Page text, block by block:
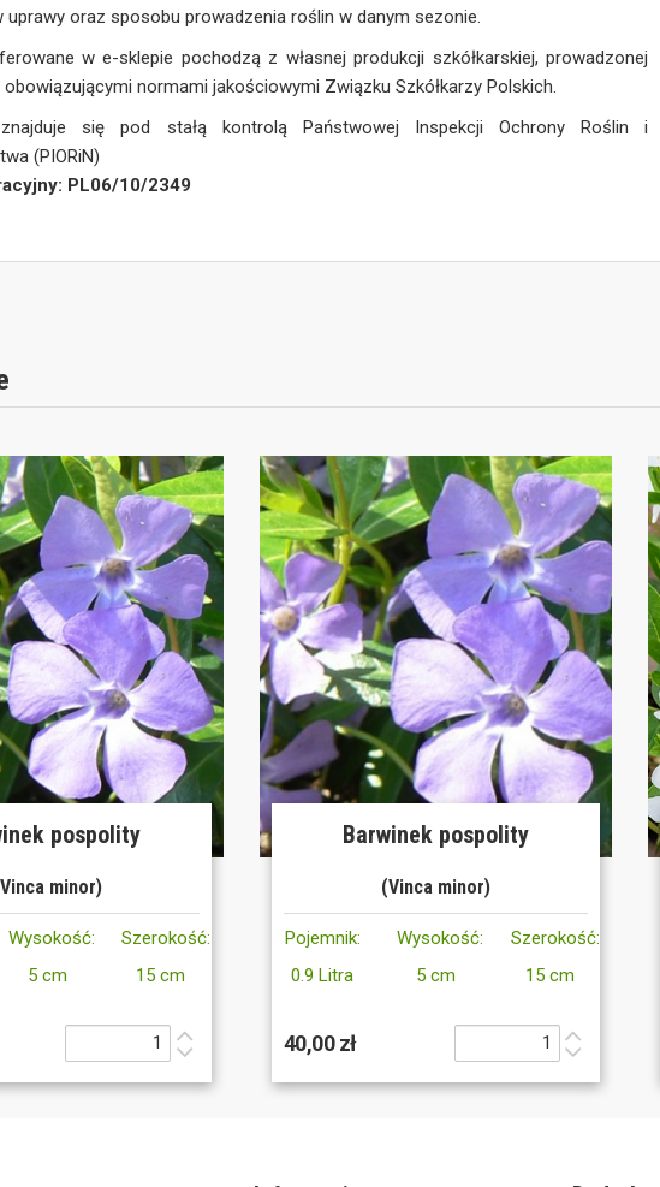
uprawy oraz sposobu prowadzenia roślin w danym sezonie.
w e-sklepie pochodzą z własnej produkcji szkółkarskiej, prowadzonej
normami jakościowymi Związku Szkółkarzy Polskich.
znajduje się pod stałą kontrolą Państwowej Inspekcji Ochrony Roślin i
(PIORiN)
PL06/10/2349
pospolity
minor)
Wysokość:
5 cm
Szerokość:
15 cm
Barwinek pospolity
(Vinca minor)
Pojemnik:
0.9 Litra
Wysokość:
5 cm
Szerokość:
15 cm
40,00 zł